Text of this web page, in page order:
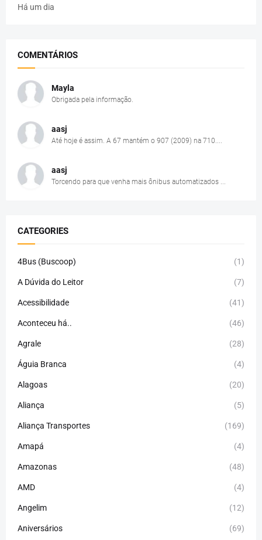
Há um dia
COMENTÁRIOS
Mayla
Obrigada pela informação.
aasj
Até hoje é assim. A 67 mantém o 907 (2009) na 710....
aasj
Torcendo para que venha mais ônibus automatizados ...
CATEGORIES
4Bus (Buscoop) (1)
A Dúvida do Leitor (7)
Acessibilidade (41)
Aconteceu há.. (46)
Agrale (28)
Águia Branca (4)
Alagoas (20)
Aliança (5)
Aliança Transportes (169)
Amapá (4)
Amazonas (48)
AMD (4)
Angelim (12)
Aniversários (69)